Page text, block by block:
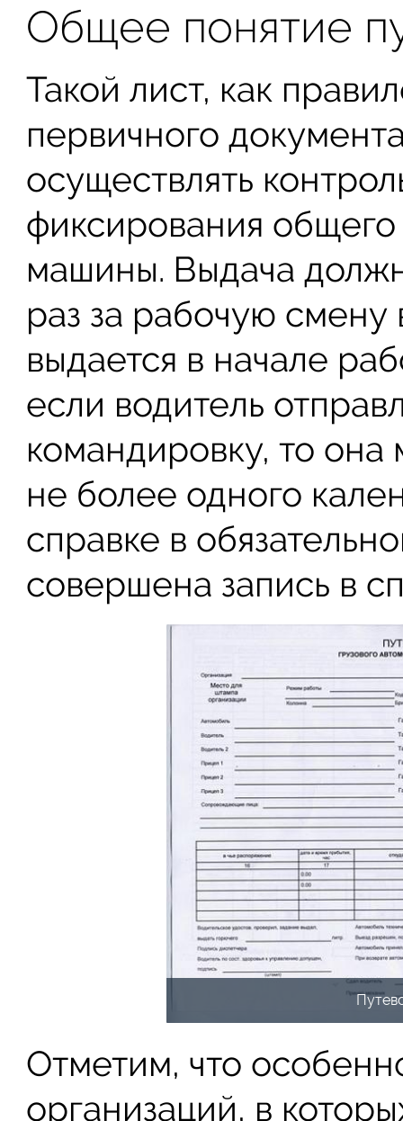
Общее понятие
Такой лист, как
первичного
осуществлять
фиксирования
машины. Выдача
раз за рабочую смену
выдается в начале
если водитель
командировку, то
не более одного
справке в
совершена запись в
Отметим, что
организаций, в